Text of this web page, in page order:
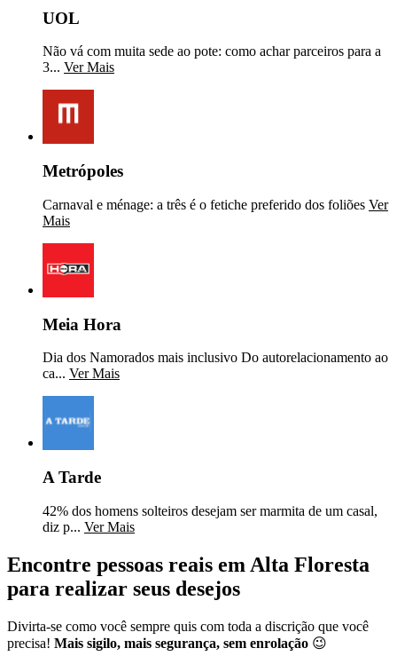
UOL
Não vá com muita sede ao pote: como achar parceiros para a
3... Ver Mais
Metrópoles
Carnaval e ménage: a três é o fetiche preferido dos foliões Ver
Mais
Meia Hora
Dia dos Namorados mais inclusivo Do autorelacionamento ao
ca... Ver Mais
A Tarde
42% dos homens solteiros desejam ser marmita de um casal,
diz p... Ver Mais
Encontre pessoas reais em Alta Floresta
para realizar seus desejos
Divirta-se como você sempre quis com toda a discrição que você
precisa! Mais sigilo, mais segurança, sem enrolação 😉